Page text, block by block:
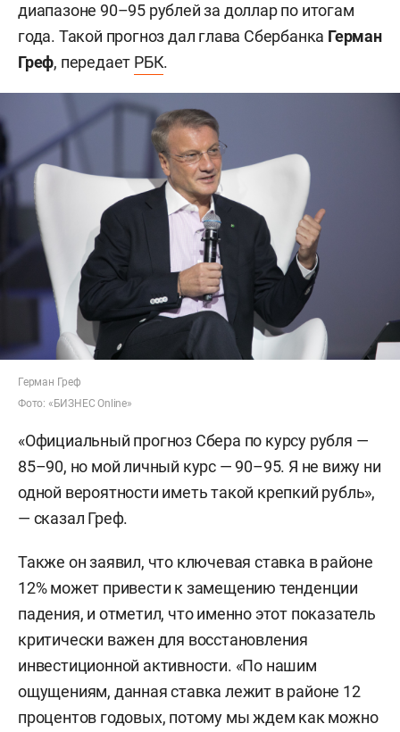
диапазоне 90–95 рублей за доллар по итогам
года. Такой прогноз дал глава Сбербанка Герман
Греф, передает РБК.
Герман Греф
Фото: «БИЗНЕС Online»
«Официальный прогноз Сбера по курсу рубля —
85–90, но мой личный курс — 90–95. Я не вижу ни
одной вероятности иметь такой крепкий рубль»,
— сказал Греф.
Также он заявил, что ключевая ставка в районе
12% может привести к замещению тенденции
падения, и отметил, что именно этот показатель
критически важен для восстановления
инвестиционной активности. «По нашим
ощущениям, данная ставка лежит в районе 12
процентов годовых, потому мы ждем как можно